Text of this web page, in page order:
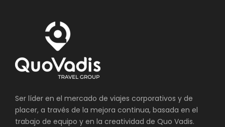
Ser líder en el mercado de viajes corporativos y de
placer, a través de la mejora continua, basada en el
trabajo de equipo y en la creatividad de Quo Vadis.